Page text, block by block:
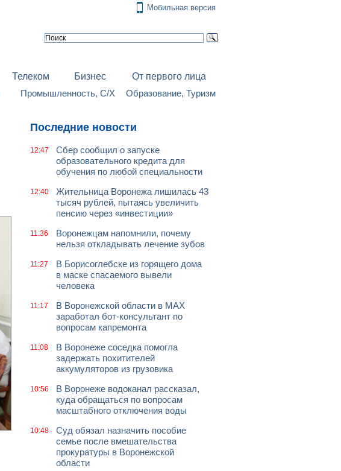
Мобильная версия
Телеком Бизнес
От первого лица
Промышленность, С/Х Образование, Туризм
Последние новости
12:47
Сбер сообщил о запуске
образовательного кредита для
обучения по любой специальности
12:40
Жительница Воронежа лишилась 43
тысяч рублей, пытаясь увеличить
пенсию через «инвестиции»
11:36
Воронежцам напомнили, почему
нельзя откладывать лечение зубов
11:27
В Борисоглебске из горящего дома
в маске спасаемого вывели
человека
11:17
В Воронежской области в МАХ
заработал бот-консультант по
вопросам капремонта
11:08
В Воронеже соседка помогла
задержать похитителей
аккумуляторов из грузовика
10:56
В Воронеже водоканал рассказал,
куда обращаться по вопросам
масштабного отключения воды
10:48
Суд обязал назначить пособие
семье после вмешательства
прокуратуры в Воронежской
области